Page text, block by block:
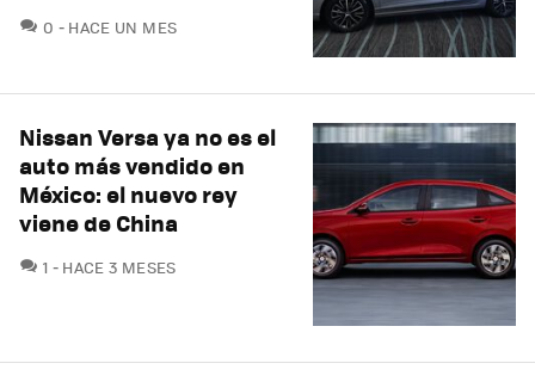
0 COMENTARIOS
HACE UN MES
Nissan Versa ya no es el
auto más vendido en
México: el nuevo rey
viene de China
1 COMENTARIOS
HACE 3 MESES